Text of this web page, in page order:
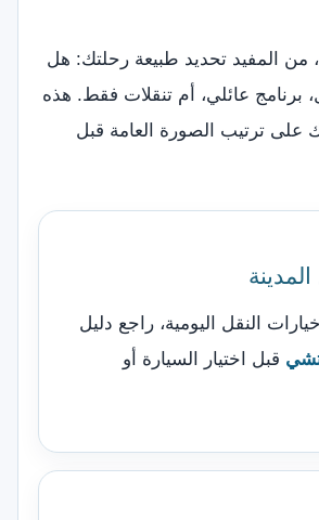
من المفيد تحديد طبيعة رحلتك: هل
برنامج عائلي، أم تنقلات فقط. هذه
على ترتيب الصورة العامة قبل
النقل اليومية، راجع دليل
قبل اختيار السيارة أو